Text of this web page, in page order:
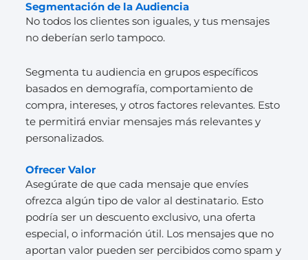
Segmentación de la Audiencia
No todos los clientes son iguales, y tus mensajes
no deberían serlo tampoco.
Segmenta tu audiencia en grupos específicos
basados en demografía, comportamiento de
compra, intereses, y otros factores relevantes. Esto
te permitirá enviar mensajes más relevantes y
personalizados.
Ofrecer Valor
Asegúrate de que cada mensaje que envíes
ofrezca algún tipo de valor al destinatario. Esto
podría ser un descuento exclusivo, una oferta
especial, o información útil. Los mensajes que no
aportan valor pueden ser percibidos como spam y